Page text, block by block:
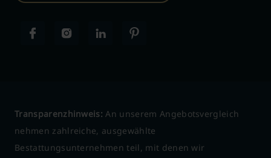
Transparenzhinweis: An unserem Angebotsvergleich
nehmen zahlreiche, ausgewählte
Bestattungsunternehmen teil, mit denen wir